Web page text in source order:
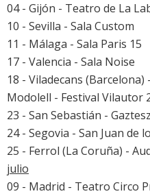
04 - Gijón - Teatro de La
10 - Sevilla - Sala Custom
11 - Málaga - Sala Paris 15
17 - Valencia - Sala Noise
18 - Viladecans
Modolell - Festival Vilautor
23 - San Sebastián -
24 - Segovia - San Juan de
25 - Ferrol (La Coruña) -
julio
09 - Madrid - Teatro Circo